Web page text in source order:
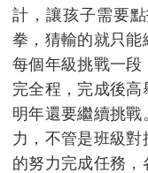
計，讓孩子需要
拳，猜輸的就只
每個年級挑戰一
完全程，完成後
明年還要繼續挑
力，不管是班級
的努力完成任務